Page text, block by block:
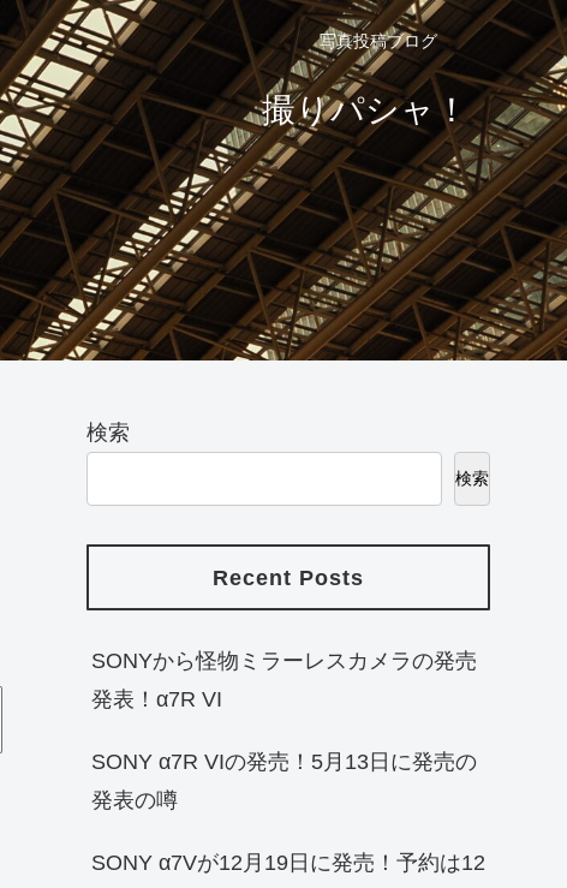
写真投稿ブログ
撮りパシャ！
検索
検索
Recent Posts
SONYから怪物ミラーレスカメラの発売
発表！α7R VI
SONY α7R VIの発売！5月13日に発売の
発表の噂
SONY α7Vが12月19日に発売！予約は12